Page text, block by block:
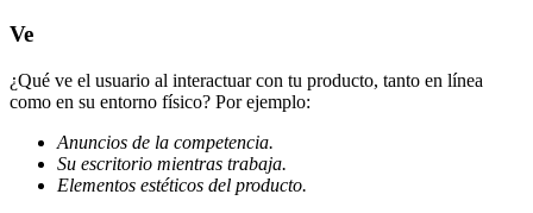
Ve
¿Qué ve el usuario al interactuar con tu producto, tanto en línea
como en su entorno físico? Por ejemplo:
Anuncios de la competencia.
Su escritorio mientras trabaja.
Elementos estéticos del producto.